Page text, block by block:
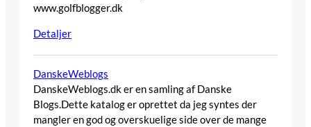
www.golfblogger.dk
Detaljer
DanskeWeblogs
DanskeWeblogs.dk er en samling af Danske
Blogs.Dette katalog er oprettet da jeg syntes der
mangler en god og overskuelige side over de mange